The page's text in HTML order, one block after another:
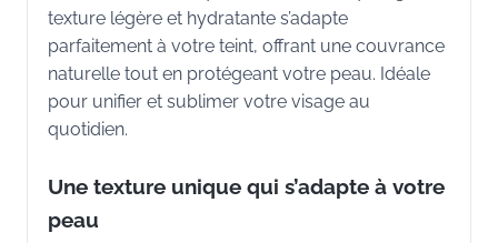
texture légère et hydratante s’adapte
parfaitement à votre teint, offrant une couvrance
naturelle tout en protégeant votre peau. Idéale
pour unifier et sublimer votre visage au
quotidien.
Une texture unique qui s’adapte à votre
peau